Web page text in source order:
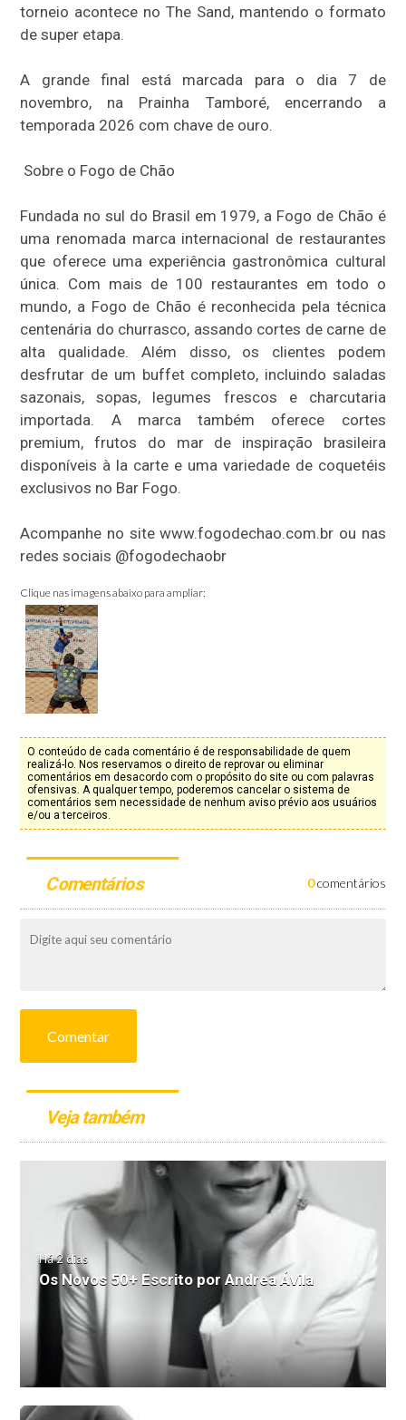
torneio acontece no The Sand, mantendo o formato
de super etapa.
A grande final está marcada para o dia 7 de
novembro, na Prainha Tamboré, encerrando a
temporada 2026 com chave de ouro.
Sobre o Fogo de Chão
Fundada no sul do Brasil em 1979, a Fogo de Chão é
uma renomada marca internacional de restaurantes
que oferece uma experiência gastronômica cultural
única. Com mais de 100 restaurantes em todo o
mundo, a Fogo de Chão é reconhecida pela técnica
centenária do churrasco, assando cortes de carne de
alta qualidade. Além disso, os clientes podem
desfrutar de um buffet completo, incluindo saladas
sazonais, sopas, legumes frescos e charcutaria
importada. A marca também oferece cortes
premium, frutos do mar de inspiração brasileira
disponíveis à la carte e uma variedade de coquetéis
exclusivos no Bar Fogo.
Acompanhe no site www.fogodechao.com.br ou nas
redes sociais @fogodechaobr
Clique nas imagens abaixo para ampliar:
O conteúdo de cada comentário é de responsabilidade de quem
realizá-lo. Nos reservamos o direito de reprovar ou eliminar
comentários em desacordo com o propósito do site ou com palavras
ofensivas. A qualquer tempo, poderemos cancelar o sistema de
comentários sem necessidade de nenhum aviso prévio aos usuários
e/ou a terceiros.
Comentários 0comentários
Comentar
Veja também
Há 2 dias
Os Novos 50+ Escrito por Andrea Ávila